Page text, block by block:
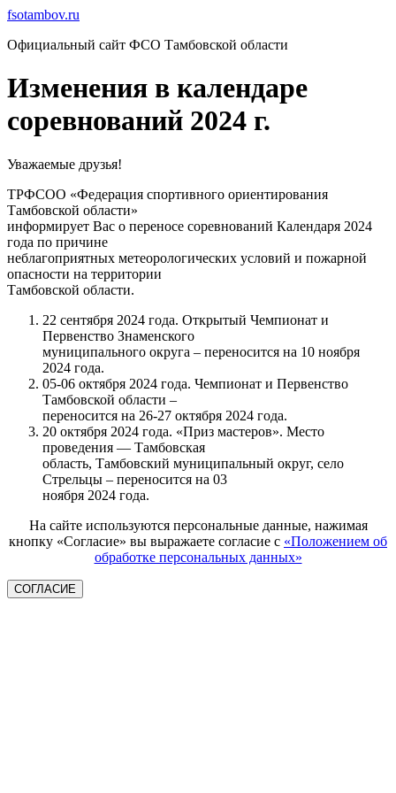
Перейти
содержимому
fsotambov.ru
Официальный сайт ФСО Тамбовской области
Изменения в календаре
соревнований 2024 г.
Уважаемые друзья!
ТРФСОО «Федерация спортивного ориентирования
Тамбовской области»
информирует Вас о переносе соревнований Календаря 2024
года по причине
неблагоприятных метеорологических условий и пожарной
опасности на территории
Тамбовской области.
22 сентября 2024 года. Открытый Чемпионат и
Первенство Знаменского
муниципального округа – переносится на 10 ноября
2024 года.
05-06 октября 2024 года. Чемпионат и Первенство
Тамбовской области –
переносится на 26-27 октября 2024 года.
20 октября 2024 года. «Приз мастеров». Место
проведения — Тамбовская
область, Тамбовский муниципальный округ, село
Стрельцы – переносится на 03
ноября 2024 года.
На сайте используются персональные данные, нажимая
кнопку «Согласие» вы выражаете согласие с «Положением об
обработке персональных данных»
СОГЛАСИЕ